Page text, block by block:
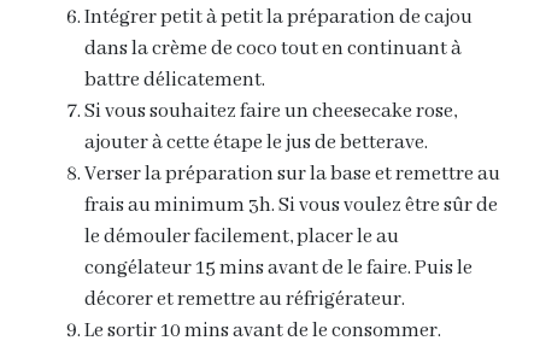
Intégrer petit à petit la préparation de cajou
dans la crème de coco tout en continuant à
battre délicatement.
Si vous souhaitez faire un cheesecake rose,
ajouter à cette étape le jus de betterave.
Verser la préparation sur la base et remettre au
frais au minimum 3h. Si vous voulez être sûr de
le démouler facilement, placer le au
congélateur 15 mins avant de le faire. Puis le
décorer et remettre au réfrigérateur.
Le sortir 10 mins avant de le consommer.